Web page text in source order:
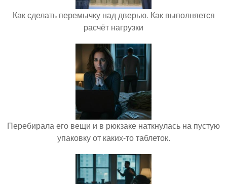
Как сделать перемычку над дверью. Как выполняется
расчёт нагрузки
Перебирала его вещи и в рюкзаке наткнулась на пустую
упаковку от каких-то таблеток.